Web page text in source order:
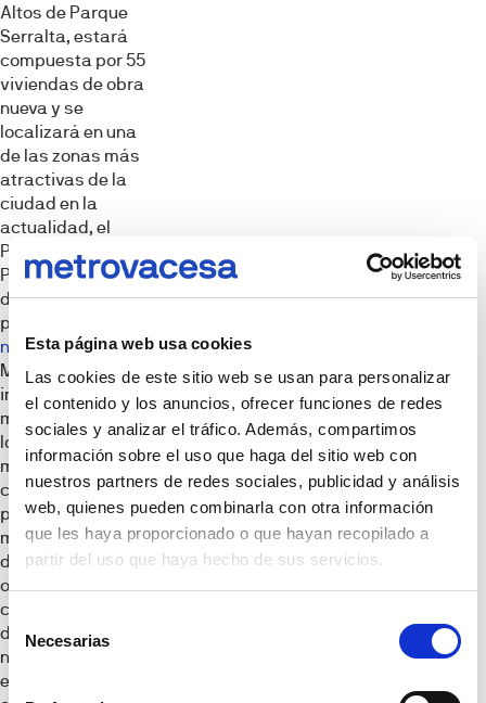
Esta página web usa cookies
Las cookies de este sitio web se usan para personalizar
el contenido y los anuncios, ofrecer funciones de redes
sociales y analizar el tráfico. Además, compartimos
información sobre el uso que haga del sitio web con
nuestros partners de redes sociales, publicidad y análisis
web, quienes pueden combinarla con otra información
que les haya proporcionado o que hayan recopilado a
partir del uso que haya hecho de sus servicios.
Selección
de Necesarias
Altos de Parque
Serralta, estará
compuesta por 55
viviendas de obra
nueva y se
localizará en una
de las zonas más
atractivas de la
ciudad en la
actualidad, el
Parque Serralta.
Para el desarrollo
de este nuevo
proyecto de
nueva en Vizcaya,
Metrovacesa
invertirá 14
millones de euros,
lo que pone de
manifiesto el
compromiso de la
promotora con la
mejora de oferta
de vivienda de
obra nueva en la
ciudad y la
dinamización de
nuevas zonas de
extensión en